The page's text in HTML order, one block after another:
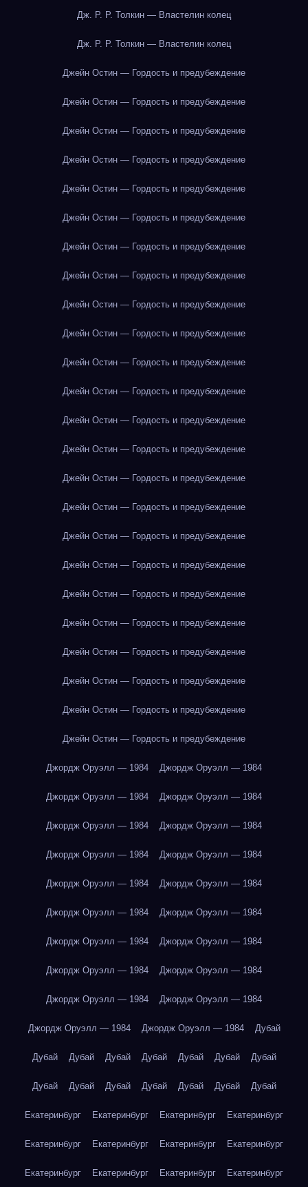
Дж. Р. Р. Толкин — Властелин колец
Дж. Р. Р. Толкин — Властелин колец
Джейн Остин — Гордость и предубеждение
Джейн Остин — Гордость и предубеждение
Джейн Остин — Гордость и предубеждение
Джейн Остин — Гордость и предубеждение
Джейн Остин — Гордость и предубеждение
Джейн Остин — Гордость и предубеждение
Джейн Остин — Гордость и предубеждение
Джейн Остин — Гордость и предубеждение
Джейн Остин — Гордость и предубеждение
Джейн Остин — Гордость и предубеждение
Джейн Остин — Гордость и предубеждение
Джейн Остин — Гордость и предубеждение
Джейн Остин — Гордость и предубеждение
Джейн Остин — Гордость и предубеждение
Джейн Остин — Гордость и предубеждение
Джейн Остин — Гордость и предубеждение
Джейн Остин — Гордость и предубеждение
Джейн Остин — Гордость и предубеждение
Джейн Остин — Гордость и предубеждение
Джейн Остин — Гордость и предубеждение
Джейн Остин — Гордость и предубеждение
Джейн Остин — Гордость и предубеждение
Джейн Остин — Гордость и предубеждение
Джейн Остин — Гордость и предубеждение
Джордж Оруэлл — 1984 Джордж Оруэлл — 1984
Джордж Оруэлл — 1984 Джордж Оруэлл — 1984
Джордж Оруэлл — 1984 Джордж Оруэлл — 1984
Джордж Оруэлл — 1984 Джордж Оруэлл — 1984
Джордж Оруэлл — 1984 Джордж Оруэлл — 1984
Джордж Оруэлл — 1984 Джордж Оруэлл — 1984
Джордж Оруэлл — 1984 Джордж Оруэлл — 1984
Джордж Оруэлл — 1984 Джордж Оруэлл — 1984
Джордж Оруэлл — 1984 Джордж Оруэлл — 1984
Джордж Оруэлл — 1984 Джордж Оруэлл — 1984 Дубай
Дубай Дубай Дубай Дубай Дубай Дубай Дубай
Дубай Дубай Дубай Дубай Дубай Дубай Дубай
Екатеринбург Екатеринбург Екатеринбург Екатеринбург
Екатеринбург Екатеринбург Екатеринбург Екатеринбург
Екатеринбург Екатеринбург Екатеринбург Екатеринбург